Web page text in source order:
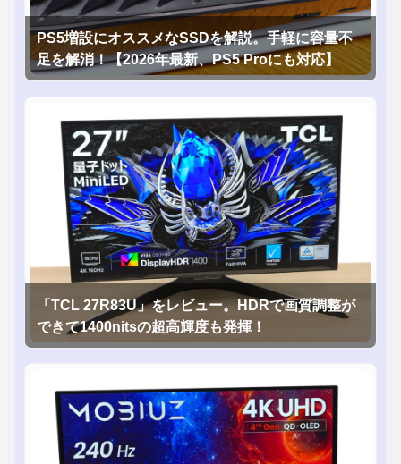
PS5増設にオススメなSSDを解説。手軽に容量不
足を解消！【2026年最新、PS5 Proにも対応】
「TCL 27R83U」をレビュー。HDRで画質調整が
できて1400nitsの超高輝度も発揮！